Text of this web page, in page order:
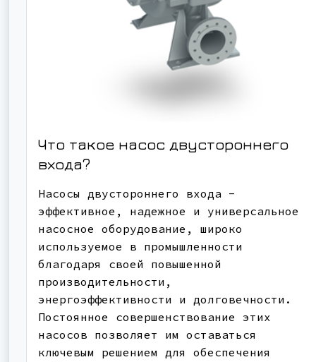
Что такое насос двустороннего
входа?
Насосы двустороннего входа -
эффективное, надежное и универсальное
насосное оборудование, широко
используемое в промышленности
благодаря своей повышенной
производительности,
энергоэффективности и долговечности.
Постоянное совершенствование этих
насосов позволяет им оставаться
ключевым решением для обеспечения